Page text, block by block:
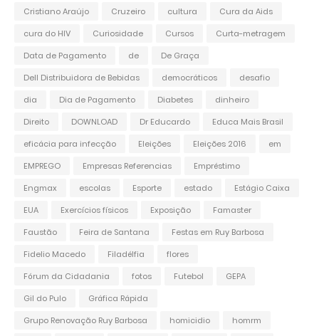
Cristiano Araújo
Cruzeiro cultura
Cura da Aids
cura do HIV
Curiosidade Cursos
Curta-metragem
Data de Pagamento
de
De Graça
Dell Distribuidora de Bebidas
democráticos
desafio
dia
Dia de Pagamento Diabetes
dinheiro
Direito
DOWNLOAD Dr Educardo
Educa Mais Brasil
eficácia para infecção
Eleições Eleições 2016
em
EMPREGO
Empresas Referencias
Empréstimo
Engmax
escolas Esporte estado
Estágio Caixa
EUA
Exercícios físicos Exposição
Famaster
Faustão
Feira de Santana
Festas em Ruy Barbosa
Fidelio Macedo
Filadélfia
flores
Fórum da Cidadania
fotos Futebol
GEPA
Gil do Pulo
Gráfica Rápida
Grupo Renovação Ruy Barbosa
homicidio
homrm